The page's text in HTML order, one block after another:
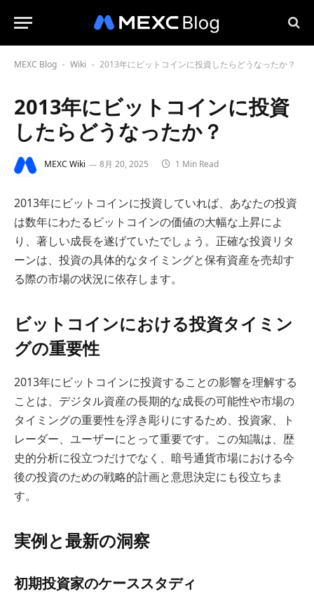
MEXC Blog - Wiki - 2013年にビットコインに投資したらどうなったか？
2013年にビットコインに投資
したらどうなったか？
MEXC Wiki 8月 20, 2025 1 Min Read
2013年にビットコインに投資していれば、あなたの投資
は数年にわたるビットコインの価値の大幅な上昇によ
り、著しい成長を遂げていたでしょう。正確な投資リタ
ーンは、投資の具体的なタイミングと保有資産を売却す
る際の市場の状況に依存します。
ビットコインにおける投資タイミン
グの重要性
2013年にビットコインに投資することの影響を理解する
ことは、デジタル資産の長期的な成長の可能性や市場の
タイミングの重要性を浮き彫りにするため、投資家、ト
レーダー、ユーザーにとって重要です。この知識は、歴
史的分析に役立つだけでなく、暗号通貨市場における今
後の投資のための戦略的計画と意思決定にも役立ちま
す。
実例と最新の洞察
初期投資家のケーススタディ